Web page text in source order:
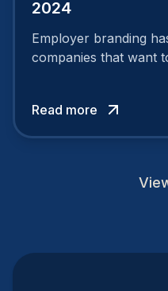
2024
Employer branding
companies that want
attract the best profiles.
Read more